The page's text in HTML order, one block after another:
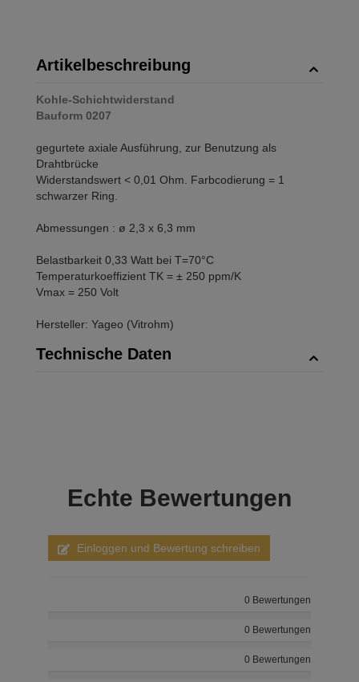
Artikelbeschreibung
Kohle-Schichtwiderstand
Bauform 0207
gegurtete axiale Ausführung, zur Benutzung als
Drahtbrücke
Widerstandswert < 0,01 Ohm. Farbcodierung = 1
schwarzer Ring.
Abmessungen : ø 2,3 x 6,3 mm
Belastbarkeit 0,33 Watt bei T=70°C
Temperaturkoeffizient TK = ± 250 ppm/K
Vmax = 250 Volt
Hersteller: Yageo (Vitrohm)
Technische Daten
Echte Bewertungen
Einloggen und Bewertung schreiben
0 Bewertungen
0 Bewertungen
0 Bewertungen